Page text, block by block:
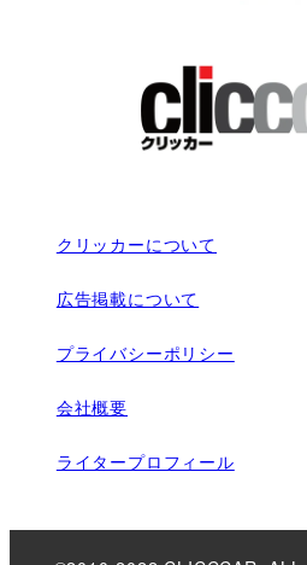
クリッカーについて
広告掲載について
プライバシーポリシー
会社概要
ライタープロフィール